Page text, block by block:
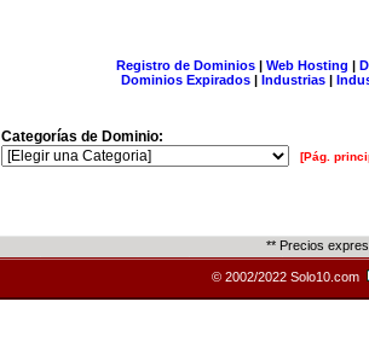
Registro de Dominios| Web Hosting |
Dominios Expirados | Industrias |
Categorías de Dominio:
[Pág.
** Precios
© 2002/2022 Solo10.com